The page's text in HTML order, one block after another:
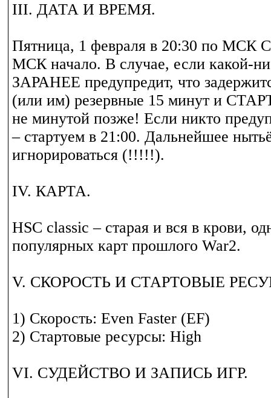
III. ДАТА И ВРЕМЯ.
Пятница, 1 февраля в 20:30 по МСК
МСК начало. В случае, если какой-
ЗАРАНЕЕ предупредит, что
(или им) резервные 15 минут и
не минутой позже! Если никто
– стартуем в 21:00. Дальнейшее
игнорироваться (!!!!!).
IV. КАРТА.
HSC classic – старая и вся в крови,
популярных карт прошлого War2.
V. СКОРОСТЬ И СТАРТОВЫЕ
1) Скорость: Even Faster (EF)
2) Стартовые ресурсы: High
VI. СУДЕЙСТВО И ЗАПИСЬ ИГР.